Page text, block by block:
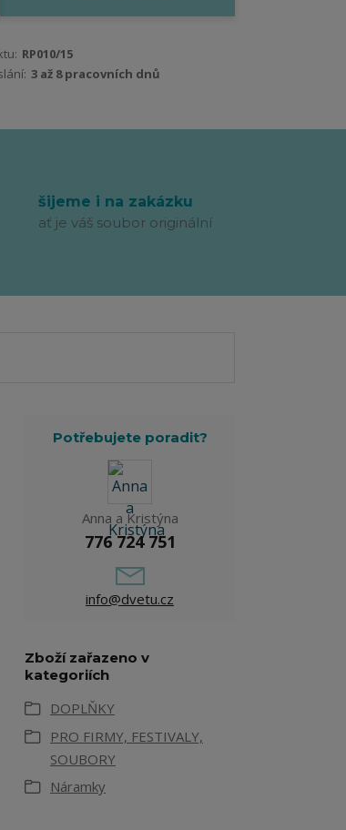
RP010/15
3 až 8 pracovních dnů
šijeme i na zakázku
ať je váš soubor originální
Potřebujete poradit?
Anna a Kristýna
776 724 751
info@dvetu.cz
Zboží zařazeno v
kategoriích
DOPLŇKY
PRO FIRMY, FESTIVALY,
SOUBORY
Náramky